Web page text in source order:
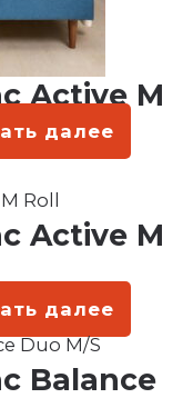
Active M
далее
Active M
далее
Balance